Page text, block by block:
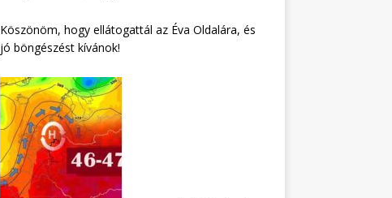
Köszönöm, hogy ellátogattál az Éva Oldalára, és
jó böngészést kívánok!